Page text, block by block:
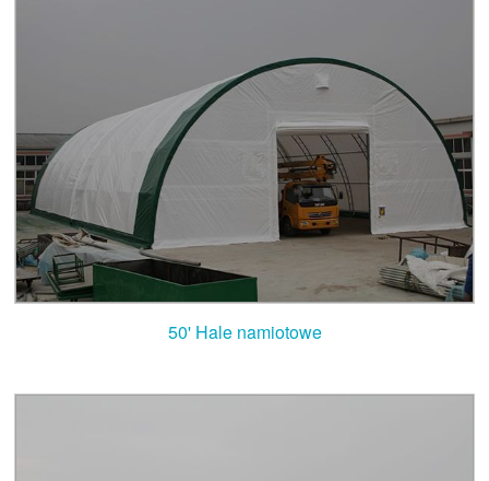
50' Hale namiotowe